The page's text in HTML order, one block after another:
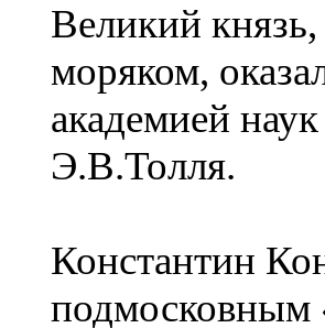
Великий
моряком,
академией
Э.В.Толля.
Константин
подмосковным